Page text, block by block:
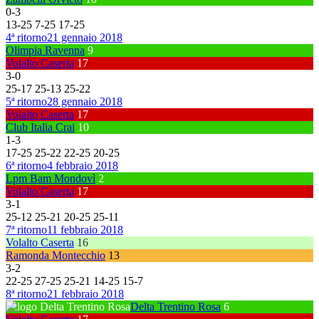
0-3
13-25 7-25 17-25
4ª ritorno21 gennaio 2018
Olimpia Ravenna 9
Volalto Caserta 17
3-0
25-17 25-13 25-22
5ª ritorno28 gennaio 2018
Volalto Caserta 17
Club Italia Crai 10
1-3
17-25 25-22 22-25 20-25
6ª ritorno4 febbraio 2018
Lpm Bam Mondovì 2
Volalto Caserta 17
3-1
25-12 25-21 20-25 25-11
7ª ritorno11 febbraio 2018
Volalto Caserta 16
Ramonda Montecchio 13
3-2
22-25 27-25 25-21 14-25 15-7
8ª ritorno21 febbraio 2018
Delta Trentino Rosa 6